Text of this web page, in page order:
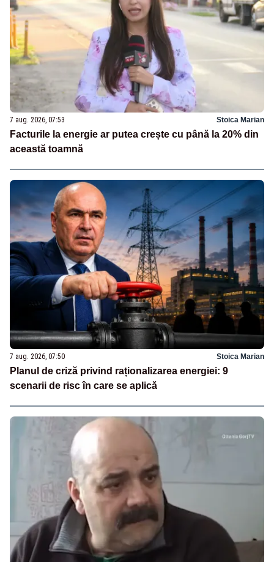
7 aug. 2026, 07:53 Stoica Marian
Facturile la energie ar putea crește cu până la 20% din
această toamnă
7 aug. 2026, 07:50 Stoica Marian
Planul de criză privind raționalizarea energiei: 9
scenarii de risc în care se aplică